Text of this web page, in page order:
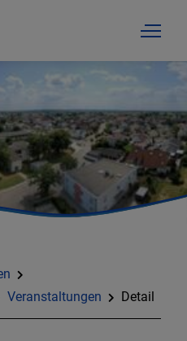
Veranstaltungen Detail